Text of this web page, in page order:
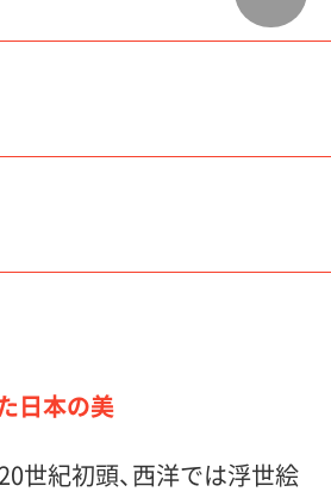
）－9月15日（月・祝）
終入場は17：30）
・祝）、9月15日（月・祝）
、中小生500(300)円
500円、団体300円、大高
ご提示ください
日本の美
世紀初頭、西洋では浮世絵